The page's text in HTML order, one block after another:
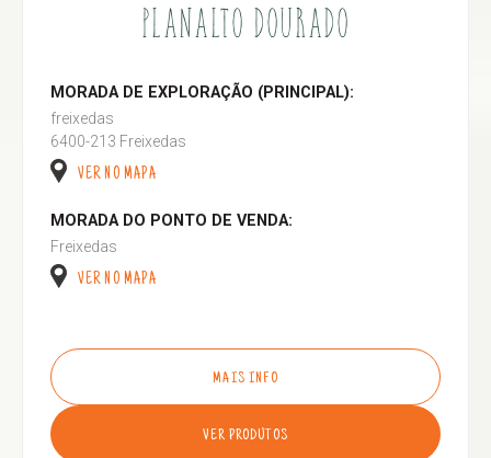
PLANALTO DOURADO
MORADA DE EXPLORAÇÃO (PRINCIPAL):
freixedas
6400-213 Freixedas
VER NO MAPA
MORADA DO PONTO DE VENDA:
Freixedas
VER NO MAPA
MAIS INFO
VER PRODUTOS